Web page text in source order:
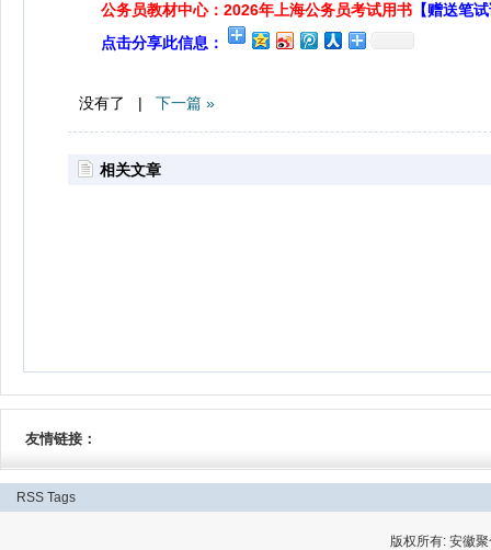
公务员教材中心：2026年上海公务员考试用书 【赠送笔
点击分享此信息：
没有了 | 下一篇 »
相关文章
友情链接：
RSS Tags
版权所有: 安徽